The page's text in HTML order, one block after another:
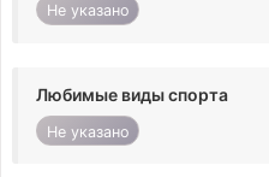
Не указано
Любимые виды спорта
Не указано